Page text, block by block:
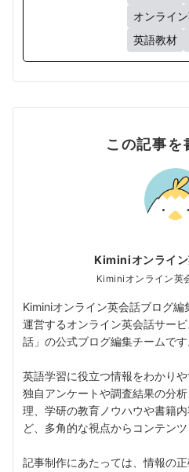
オンライ
英語教材
この記事を
Kiminiオンライ
Kiminiオンライン英
Kiminiオンライン英会話ブログ
運営するオンライン英会話サー
話」の公式ブログ編集チームです
英語学習に役立つ情報をわかりや
独自アンケートや調査結果の分
理、学研の教育ノウハウや書籍
ど、多角的な視点からコンテンツ
記事制作にあたっては、情報の